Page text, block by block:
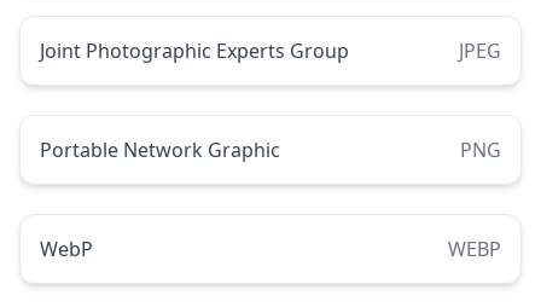
Joint Photographic Experts Group JPEG
Portable Network Graphic PNG
WebP WEBP